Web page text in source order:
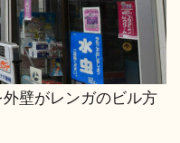
外壁がレンガのビル方